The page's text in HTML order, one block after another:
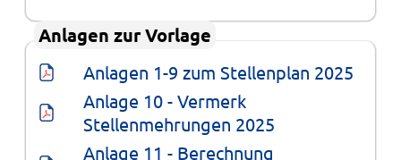
Anlagen zur Vorlage
Anlagen 1-9 zum Stellenplan 2025
Anlage 10 - Vermerk
Stellenmehrungen 2025
Anlage 11 - Berechnung